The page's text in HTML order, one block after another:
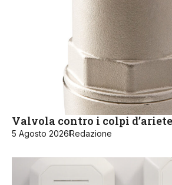
Valvola contro i colpi
5 Agosto 2026Redazione